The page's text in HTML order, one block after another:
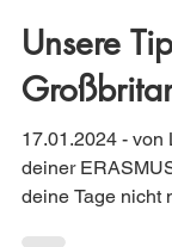
17. Jan. 2024 2 Min.
Unsere
17.01.2024 - von